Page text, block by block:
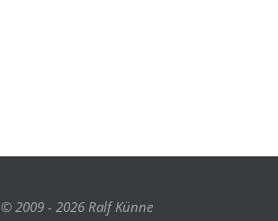
© 2009 - 2026 Ralf Künne